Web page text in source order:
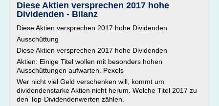
Diese Aktien versprechen 2017 hohe
Dividenden - Bilanz
Diese Aktien versprechen 2017 hohe Dividenden
Ausschüttung
Diese Aktien versprechen 2017 hohe Dividenden
Aktien: Einige Titel wollen mit besonders hohen
Ausschüttungen aufwarten. Pexels
Wer nicht viel Geld verschenken will, kommt um
dividendenstarke Aktien nicht herum. Welche Titel 2017 zu
den Top-Dividendenwerten zählen.